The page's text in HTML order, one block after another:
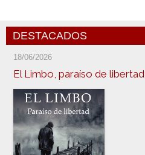
DESTACADOS
18/06/2026
El Limbo, paraíso de libertad